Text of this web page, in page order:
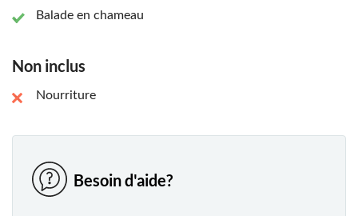
Balade en chameau
Non inclus
Nourriture
Besoin d'aide?